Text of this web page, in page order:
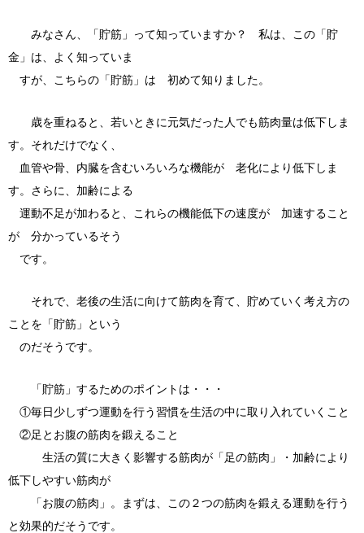
みなさん、「貯筋」って知っていますか？ 私は、この「貯
金」は、よく知っていま
すが、こちらの「貯筋」は 初めて知りました。
歳を重ねると、若いときに元気だった人でも筋肉量は低下しま
す。それだけでなく、
血管や骨、内臓を含むいろいろな機能が 老化により低下しま
す。さらに、加齢による
運動不足が加わると、これらの機能低下の速度が 加速すること
が 分かっているそう
です。
それで、老後の生活に向けて筋肉を育て、貯めていく考え方の
ことを「貯筋」という
のだそうです。
「貯筋」するためのポイントは・・・
①毎日少しずつ運動を行う習慣を生活の中に取り入れていくこと
②足とお腹の筋肉を鍛えること
生活の質に大きく影響する筋肉が「足の筋肉」・加齢により
低下しやすい筋肉が
「お腹の筋肉」。まずは、この２つの筋肉を鍛える運動を行う
と効果的だそうです。